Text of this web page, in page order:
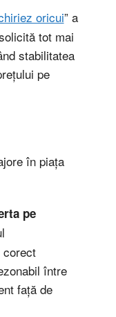
oricui” a
tot mai
stabilitatea
pe
în piața
pe
corect
între
față de